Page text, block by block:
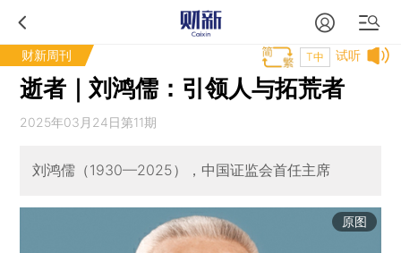
财新周刊 试听
T中
逝者｜刘鸿儒：引领人与拓荒者
2025年03月24日第11期
刘鸿儒（1930—2025），中国证监会首任主席
原图